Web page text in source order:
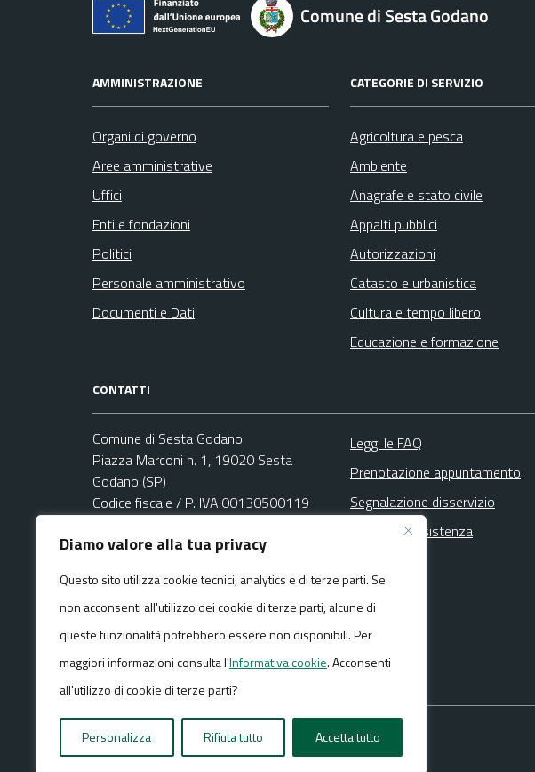
Diamo valore alla tua privacy
Questo sito utilizza cookie tecnici, analytics e di terze parti. Se
non acconsenti all'utilizzo dei cookie di terze parti, alcune di
queste funzionalità potrebbero essere non disponibili. Per
maggiori informazioni consulta l'Informativa cookie. Acconsenti
all'utilizzo di cookie di terze parti?
Personalizza Rifiuta tutto Accetta tutto
Comune di Sesta Godano
AMMINISTRAZIONE
Organi di governo
Aree amministrative
Uffici
Enti e fondazioni
Politici
Personale amministrativo
Documenti e Dati
CATEGORIE DI SERVIZIO
Agricoltura e pesca
Ambiente
Anagrafe e stato civile
Appalti pubblici
Autorizzazioni
Catasto e urbanistica
Cultura e tempo libero
Educazione e formazione
CONTATTI
Comune di Sesta Godano
Piazza Marconi n. 1, 19020 Sesta
Godano (SP)
Codice fiscale / P. IVA:00130500119
Area Amministrativa
protocollo@comune.sestagodano.sp.it
PEC:comune.sestagodano@legalmail.it
Centralino unico: +39 0187 891525
Leggi le FAQ
Prenotazione appuntamento
Segnalazione disservizio
Richiesta assistenza
Media policy Mappa del sito